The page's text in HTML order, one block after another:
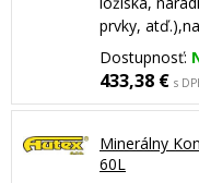
prvky,
Dostupnosť:
433,38 € s
Minerálny
60L